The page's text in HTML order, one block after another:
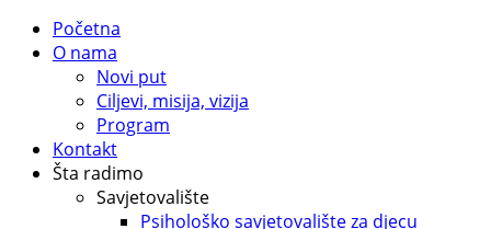
Početna
O nama
Novi put
Ciljevi, misija, vizija
Program
Kontakt
Šta radimo
Savjetovalište
Psihološko savjetovalište za djecu